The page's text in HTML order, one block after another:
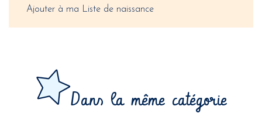
Ajouter à ma Liste de naissance
Dans la même catégorie